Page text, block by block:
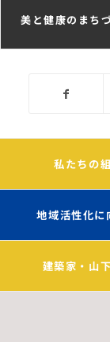
美と健康のまち
私たちの
地域活性化に
建築家・山